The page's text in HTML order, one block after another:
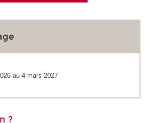
au 4 mars 2027
?